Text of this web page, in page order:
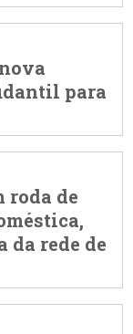
para
roda de
da rede de